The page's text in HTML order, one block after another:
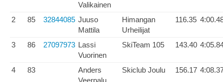
Valikainen
2 85 32844085 Juuso
Mattila
Himangan
Urheilijat
116.35
3 86 27097973 Lassi
Vuorinen
SkiTeam 105 143.40
4 83
Anders
Veerpalu
Skiclub Joulu 156.17